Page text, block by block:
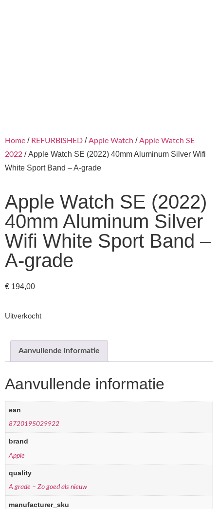
Home / REFURBISHED /Apple Watch /Apple Watch SE
2022 / Apple Watch SE (2022) 40mm Aluminum Silver Wifi
White Sport Band – A-grade
Apple Watch SE (2022)
40mm Aluminum Silver
Wifi White Sport Band –
A-grade
€ 194,00
Uitverkocht
Aanvullende informatie
Aanvullende informatie
ean
8720195029922
brand
Apple
quality
A grade – Zo goed als nieuw
manufacturer_sku